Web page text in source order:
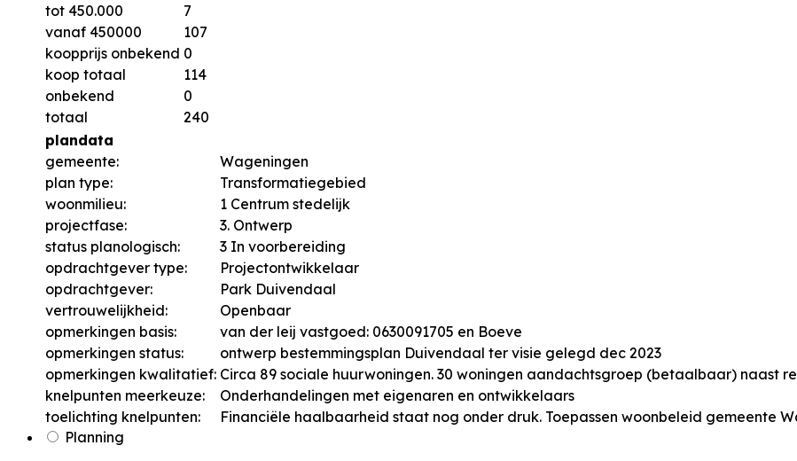
tot 450.000
7
vanaf 450000
107
koopprijs onbekend 0
koop totaal
114
onbekend
0
totaal
240
plandata
gemeente:
Wageningen
plan type:
Transformatiegebied
woonmilieu:
1 Centrum stedelijk
projectfase:
3. Ontwerp
status planologisch:
3 In voorbereiding
opdrachtgever type:
Projectontwikkelaar
opdrachtgever:
Park Duivendaal
vertrouwelijkheid:
Openbaar
opmerkingen basis:
van der leij vastgoed: 0630091705 en Boeve
opmerkingen status:
ontwerp bestemmingsplan Duivendaal ter visie gelegd dec 2023
opmerkingen kwalitatief: Circa 89 sociale huurwoningen. 30 woningen aandachtsgroep (betaalbaar) naast
knelpunten meerkeuze:
Onderhandelingen met eigenaren en ontwikkelaars
toelichting knelpunten:
Financiële haalbaarheid staat nog onder druk. Toepassen woonbeleid gemeente
Planning